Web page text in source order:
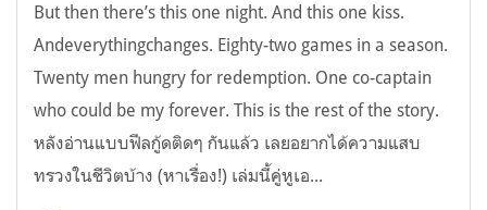
But then there’s this one night. And this one kiss.
Andeverythingchanges. Eighty-two games in a season.
Twenty men hungry for redemption. One co-captain
who could be my forever. This is the rest of the story.
หลังอ่านแบบฟีลกู้ดติดๆ กันแล้ว เลยอยากได้ความแสบ
ทรวงในชีวิตบ้าง (หาเรื่อง!) เล่มนี้คู่หูเอ...